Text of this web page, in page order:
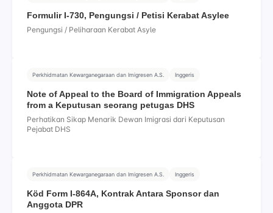
Formulir I-730, Pengungsi / Petisi Kerabat Asylee
Pengungsi / Peliharaan Kerabat Asyle
Perkhidmatan Kewarganegaraan dan Imigresen A.S. Inggeris
Note of Appeal to the Board of Immigration Appeals
from a Keputusan seorang petugas DHS
Perhatikan Sikap Menarik Dewan Imigrasi dari Keputusan
Pejabat DHS
Perkhidmatan Kewarganegaraan dan Imigresen A.S. Inggeris
Köd Form I-864A, Kontrak Antara Sponsor dan
Anggota DPR